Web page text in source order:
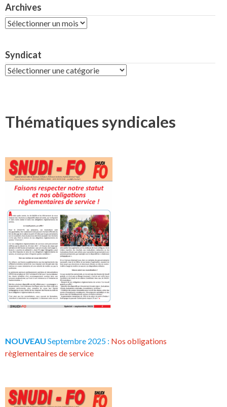
Archives
Archives
Syndicat
Syndicat
Thématiques syndicales
NOUVEAU Septembre 2025 : Nos obligations
règlementaires de service